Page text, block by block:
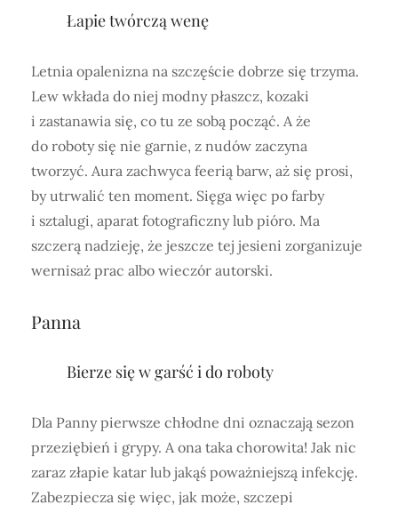
Łapie twórczą wenę
Letnia opalenizna na szczęście dobrze się trzyma.
Lew wkłada do niej modny płaszcz, kozaki
i zastanawia się, co tu ze sobą począć. A że
do roboty się nie garnie, z nudów zaczyna
tworzyć. Aura zachwyca feerią barw, aż się prosi,
by utrwalić ten moment. Sięga więc po farby
i sztalugi, aparat fotograficzny lub pióro. Ma
szczerą nadzieję, że jeszcze tej jesieni zorganizuje
wernisaż prac albo wieczór autorski.
Panna
Bierze się w garść i do roboty
Dla Panny pierwsze chłodne dni oznaczają sezon
przeziębień i grypy. A ona taka chorowita! Jak nic
zaraz złapie katar lub jakąś poważniejszą infekcję.
Zabezpiecza się więc, jak może, szczepi